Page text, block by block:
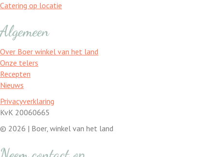
Catering op locatie
Algemeen
Over Boer winkel van het land
Onze telers
Recepten
Nieuws
Privacyverklaring
KvK 20060665
© 2026 | Boer, winkel van het land